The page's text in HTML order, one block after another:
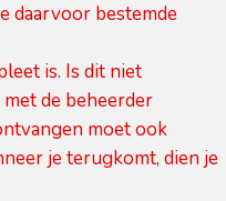
daarvoor bestemde
is. Is dit niet
de beheerder
moet ook
je terugkomt, dien je